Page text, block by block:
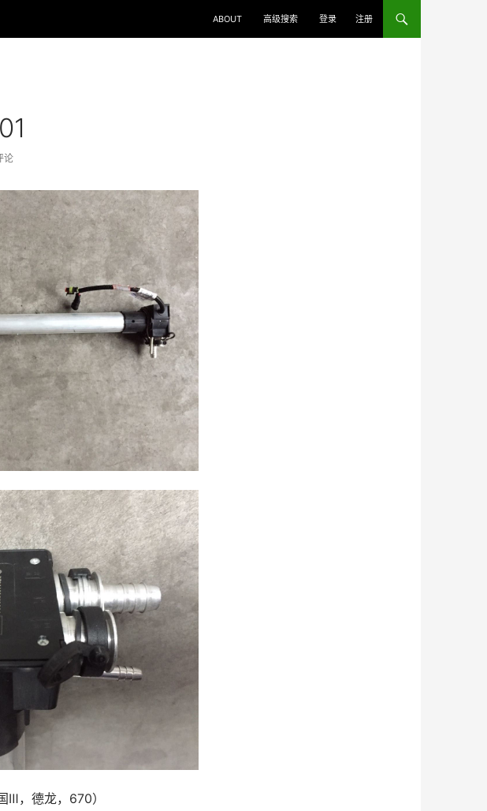
ABOUT 高级搜索 登录 注册
论
Ⅲ，德龙，670）